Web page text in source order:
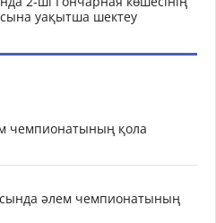
уақытша шектеу
чемпионатының қола
әлем чемпионатының